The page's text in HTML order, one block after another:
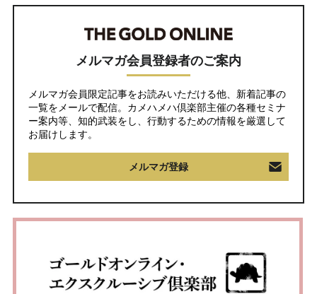
メルマガ会員登録者のご案内
メルマガ会員限定記事をお読みいただける他、新着記事の
一覧をメールで配信。カメハメハ倶楽部主催の各種セミナ
ー案内等、知的武装をし、行動するための情報を厳選して
お届けします。
メルマガ登録